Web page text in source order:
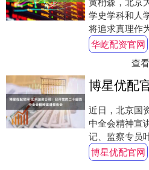
学史学科和人
将追求真理作
潜心钻研，写
《〈哲....
华屹配资官网
查
近日，北京国
中全会精神宣
记、监察专员
出，党的二十
个百年奋....
博星优配官网